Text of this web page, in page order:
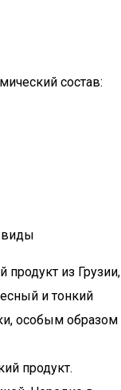
состав:
виды
из Грузии,
и тонкий
особым образом
продукт.